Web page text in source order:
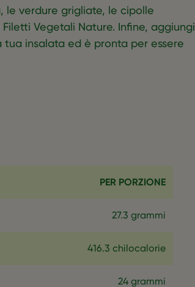
le verdure grigliate, le cipolle
Vegetali Nature. Infine, aggiungi
insalata ed è pronta per essere
PER PORZIONE
27.3 grammi
416.3 chilocalorie
24 grammi